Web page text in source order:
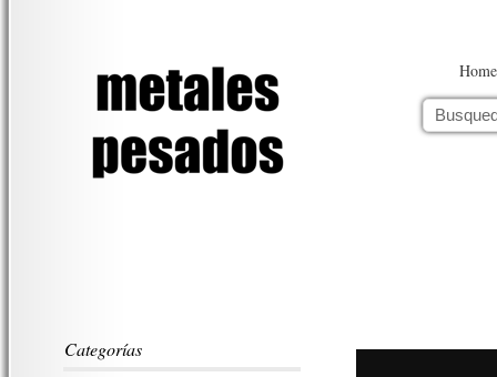
Home
Categorías